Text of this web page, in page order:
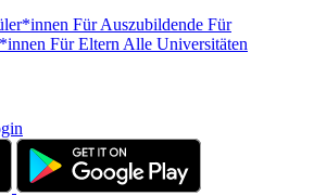
Für Auszubildende Für
Für Eltern Alle Universitäten